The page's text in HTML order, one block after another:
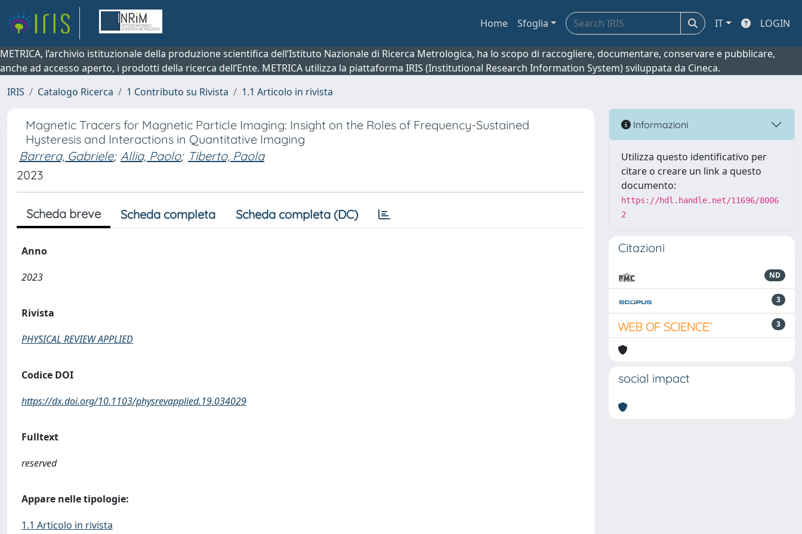
Home Sfoglia IT LOGIN
METRICA, l’archivio istituzionale della produzione scientifica dell’Istituto Nazionale di Ricerca Metrologica, ha lo scopo di raccogliere, documentare, conservare e pubblicare,
anche ad accesso aperto, i prodotti della ricerca dell’Ente. METRICA utilizza la piattaforma IRIS (Institutional Research Information System) sviluppata da Cineca.
IRIS
Catalogo Ricerca 1 Contributo su Rivista 1.1 Articolo in rivista
Magnetic Tracers for Magnetic Particle Imaging: Insight on the Roles of Frequency-Sustained
Hysteresis and Interactions in Quantitative Imaging
Barrera, Gabriele; Allia, Paolo; Tiberto, Paola
2023
Scheda breve Scheda completa Scheda completa (DC)
Anno
2023
Rivista
PHYSICAL REVIEW APPLIED
Codice DOI
https://dx.doi.org/10.1103/physrevapplied.19.034029
Fulltext
reserved
Appare nelle tipologie:
1.1 Articolo in rivista
Informazioni
Utilizza questo identificativo per
citare o creare un link a questo
documento:
https://hdl.handle.net/11696/8006
2
Citazioni
ND
3
3
social impact